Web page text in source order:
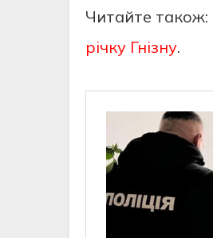
Читайте також:
річку Гнізну.